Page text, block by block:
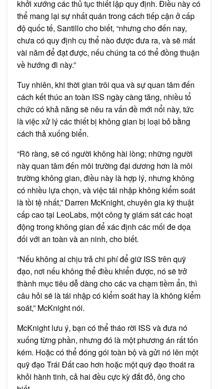
khởi xướng các thủ tục thiết lập quy định. Điều này có
thể mang lại sự nhất quán trong cách tiếp cận ở cấp
độ quốc tế, Santillo cho biết, “nhưng cho đến nay,
chưa có quy định cụ thể nào được đưa ra, và sẽ mất
vài năm để đạt được, nếu chúng ta có thể đồng thuận
về hướng đi này.”
Tuy nhiên, khi thời gian trôi qua và sự quan tâm đến
cách kết thúc an toàn ISS ngày càng tăng, nhiều tổ
chức có khả năng sẽ nêu ra vấn đề mới nổi này, tức
là việc xử lý các thiết bị không gian bị loại bỏ bằng
cách thả xuống biển.
“Rõ ràng, sẽ có người không hài lòng; những người
này quan tâm đến môi trường đại dương hơn là môi
trường không gian, điều này là hợp lý, nhưng không
có nhiều lựa chọn, và việc tái nhập không kiểm soát
là tồi tệ nhất,” Darren McKnight, chuyên gia kỹ thuật
cấp cao tại LeoLabs, một công ty giám sát các hoạt
động trong không gian để xác định các mối đe dọa
đối với an toàn và an ninh, cho biết.
“Nếu không ai chịu trả chi phí để giữ ISS trên quỹ
đạo, nơi nếu không thể điều khiển được, nó sẽ trở
thành mục tiêu dễ dàng cho các va chạm tiềm ẩn, thì
câu hỏi sẽ là tái nhập có kiểm soát hay là không kiểm
soát,” McKnight nói.
McKnight lưu ý, bạn có thể tháo rời ISS và đưa nó
xuống từng phần, nhưng đó là một phương án rất tốn
kém. Hoặc có thể đóng gói toàn bộ và gửi nó lên một
quỹ đạo Trái Đất cao hơn hoặc một quỹ đạo thoát ra
khỏi hành tinh, cả hai đều cực kỳ đắt đỏ, ông cho